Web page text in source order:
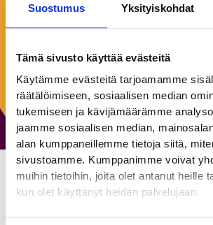
Suostumus Yksityiskohdat
Tämä sivusto käyttää evästeitä
Käytämme evästeitä tarjoamamme
räätälöimiseen, sosiaalisen median
tukemiseen ja kävijämäärämme
jaamme sosiaalisen median,
alan kumppaneillemme tietoja siitä,
sivustoamme. Kumppanimme voivat
muihin tietoihin, joita olet antanut heille
kun olet käyttänyt heidän palvelujaan.
Maanantai:
Tiistai:
Torstai:
Perjantai:
Lauantai:
Korrek Pro Center